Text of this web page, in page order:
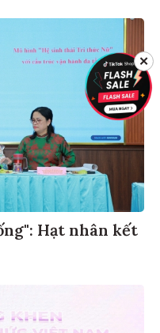
Hạt nhân kết
✕